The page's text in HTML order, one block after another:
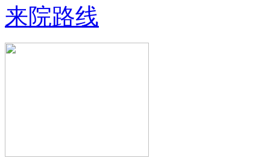
疗与科研多年…
【详情】
黄省让，男，医生。一九七六年毕业
来院路线